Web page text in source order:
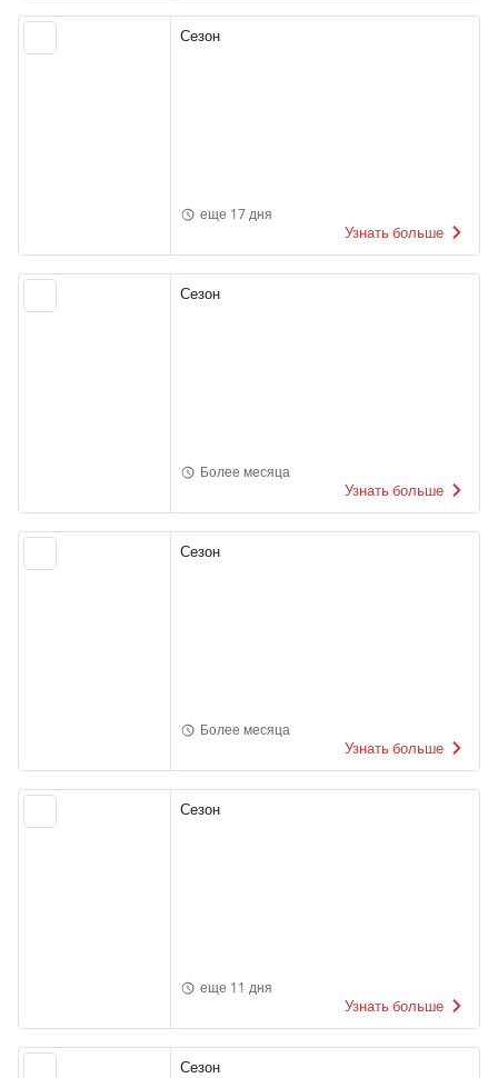
Сезон
еще 17 дня
Узнать больше
Сезон
Более месяца
Узнать больше
Сезон
Более месяца
Узнать больше
Сезон
еще 11 дня
Узнать больше
Сезон